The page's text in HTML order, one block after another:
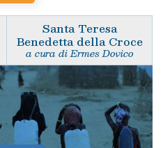
Santa Teresa
Benedetta della Croce
a cura di Ermes Dovico